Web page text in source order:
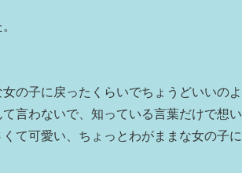
の子に戻ったくらいでちょうどいいの
言わないで、知っている言葉だけで想
て可愛い、ちょっとわがままな女の子